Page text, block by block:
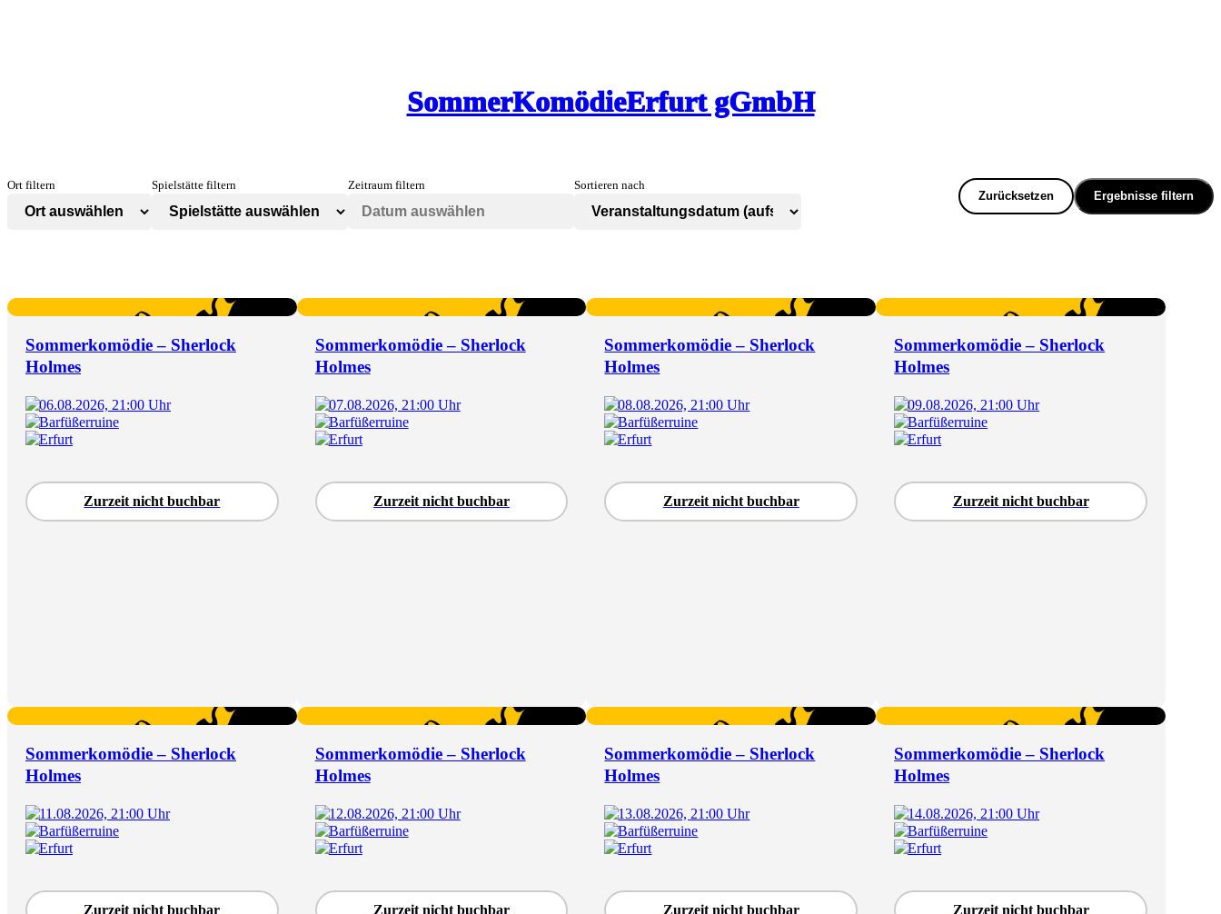
SommerKomödieErfurt gGmbH
Ort filtern Spielstätte filtern Zeitraum filtern Sortieren nach
Zurücksetzen Ergebnisse filtern
Sommerkomödie – Sherlock
Holmes
06.08.2026, 21:00 Uhr
Barfüßerruine
Erfurt
Zurzeit nicht buchbar
Sommerkomödie – Sherlock
Holmes
07.08.2026, 21:00 Uhr
Barfüßerruine
Erfurt
Zurzeit nicht buchbar
Sommerkomödie – Sherlock
Holmes
08.08.2026, 21:00 Uhr
Barfüßerruine
Erfurt
Zurzeit nicht buchbar
Sommerkomödie – Sherlock
Holmes
09.08.2026, 21:00 Uhr
Barfüßerruine
Erfurt
Zurzeit nicht buchbar
Sommerkomödie – Sherlock
Holmes
11.08.2026, 21:00 Uhr
Barfüßerruine
Erfurt
Zurzeit nicht buchbar
Sommerkomödie – Sherlock
Holmes
12.08.2026, 21:00 Uhr
Barfüßerruine
Erfurt
Zurzeit nicht buchbar
Sommerkomödie – Sherlock
Holmes
13.08.2026, 21:00 Uhr
Barfüßerruine
Erfurt
Zurzeit nicht buchbar
Sommerkomödie – Sherlock
Holmes
14.08.2026, 21:00 Uhr
Barfüßerruine
Erfurt
Zurzeit nicht buchbar